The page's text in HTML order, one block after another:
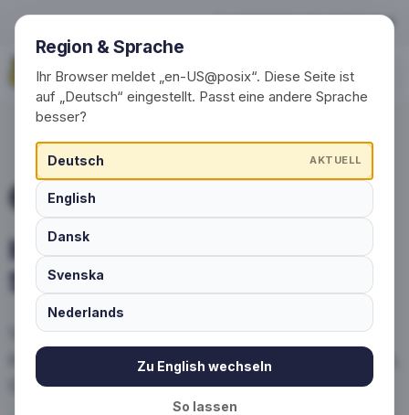
Inspiration für Ihr
Region & Sprache
Ihr Browser meldet „en-US@posix“. Diese Seite ist
auf „Deutsch“ eingestellt. Passt eine andere Sprache
besser?
Deutsch AKTUELL
English
Dansk
Svenska
Nederlands
Zu English wechseln
So lassen
+49 (0) 30 / 20 23 68 91-0
Jetzt anfragen
IDEEN & ANWENDUNGSFÄLLE
Inspiration für Ihr
Sockendesign
Vereine, Unternehmen und Marken nutzen
individuelle Socken erfolgreich als Fanartikel,
Give-aways, Onboarding oder Merch.